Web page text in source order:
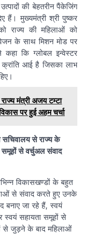
की बेहतरीन पैंकेजिंग
हैं। मुख्यमंत्री श्री पुष्कर
राज्य की महिलाओं को
के साथ मिशन मोड पर
कहा कि ग्लोबल इन्वेस्टर
क्रांति आई है जिसका लाभ
मंत्री अजय टम्टा
पर हुई अहम चर्चा
सचिवालय से राज्य के
समूहों से वर्चुअल संवाद
विकासखण्डों के बहुत
से संवाद करते हुए उनके
बनाए जा रहे हैं, स्वयं
स्वयं सहायता समूहों से
से जुड़ने के बाद महिलाओं